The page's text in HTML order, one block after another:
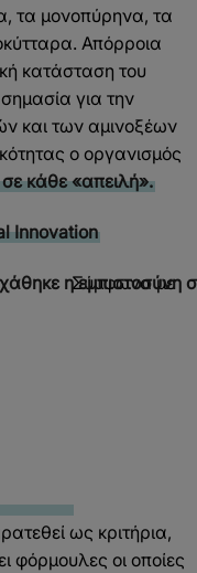
τα μονοπύρηνα, τα
Απόρροια
κατάσταση του
για την
και των αμινοξέων
ο οργανισμός
σε κάθε «απειλή».
Innovation
Σύμφωνα με
ως κριτήρια,
φόρμουλες οι οποίες